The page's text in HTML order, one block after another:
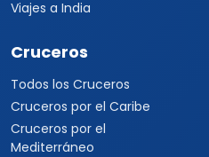
Viajes a India
Cruceros
Todos los Cruceros
Cruceros por el Caribe
Cruceros por el
Mediterráneo